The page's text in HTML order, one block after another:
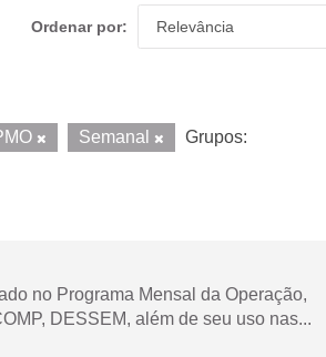
Ordenar por
Semanal
Grupos:
no Programa Mensal da Operação,
DESSEM, além de seu uso nas...